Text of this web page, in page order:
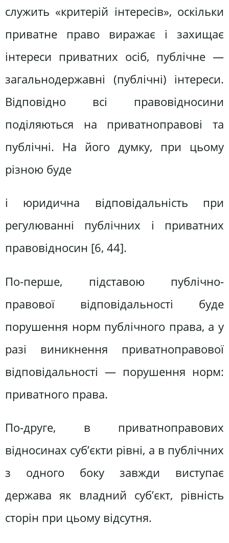
служить «критерій інтересів», оскільки
приватне право виражає і захищає
інтереси приватних осіб, публічне —
загальнодержавні (публічні) інтереси.
Відповідно всі правовідносини
поділяються на приватноправові та
публічні. На його думку, при цьому
різною буде
і юридична відповідальність при
регулюванні публічних і приватних
правовідносин [6, 44].
По-перше, підставою публічно-
правової відповідальності буде
порушення норм публічного права, а у
разі виникнення приватноправової
відповідальності — порушення норм:
приватного права.
По-друге, в приватноправових
відносинах суб’єкти рівні, а в публічних
з одного боку завжди виступає
держава як владний суб’єкт, рівність
сторін при цьому відсутня.